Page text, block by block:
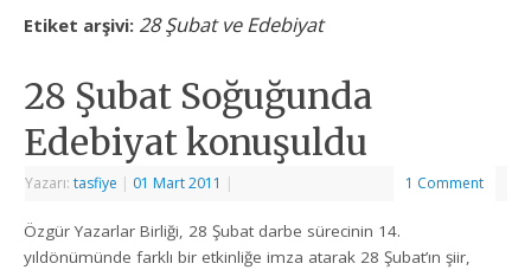
Etiket arşivi: 28 Şubat ve Edebiyat
28 Şubat Soğuğunda
Edebiyat konuşuldu
Yazarı:tasfiye | 01 Mart 2011 | 1 Comment
Özgür Yazarlar Birliği, 28 Şubat darbe sürecinin 14.
yıldönümünde farklı bir etkinliğe imza atarak 28 Şubat’ın şiir,